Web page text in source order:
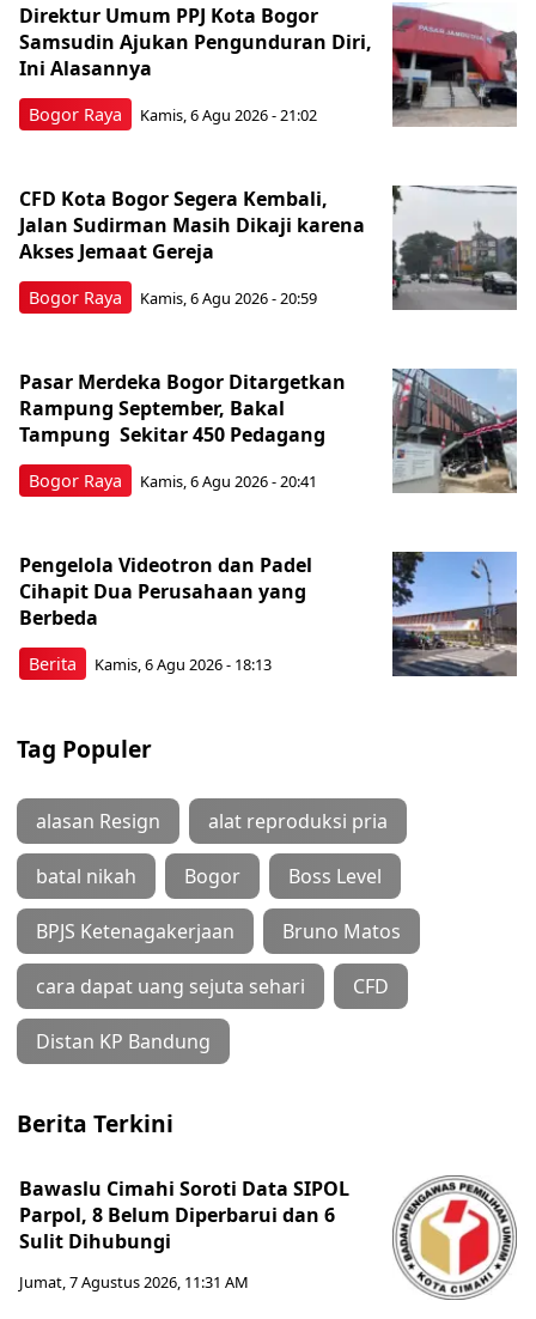
Bogor Raya
Direktur Umum PPJ Kota Bogor
Samsudin Ajukan Pengunduran Diri,
Ini Alasannya
Kamis, 6 Agu 2026 - 21:02
Bogor Raya
CFD Kota Bogor Segera Kembali,
Jalan Sudirman Masih Dikaji karena
Akses Jemaat Gereja
Kamis, 6 Agu 2026 - 20:59
Bogor Raya
Pasar Merdeka Bogor Ditargetkan
Rampung September, Bakal
Tampung Sekitar 450 Pedagang
Kamis, 6 Agu 2026 - 20:41
Berita
Pengelola Videotron dan Padel
Cihapit Dua Perusahaan yang
Berbeda
Kamis, 6 Agu 2026 - 18:13
Tag Populer
alasan Resign alat reproduksi pria
batal nikah Bogor Boss Level
BPJS Ketenagakerjaan Bruno Matos
cara dapat uang sejuta sehari CFD
Distan KP Bandung
Berita Terkini
Bawaslu Cimahi Soroti Data SIPOL
Parpol, 8 Belum Diperbarui dan 6
Sulit Dihubungi
Jumat, 7 Agustus 2026, 11:31 AM